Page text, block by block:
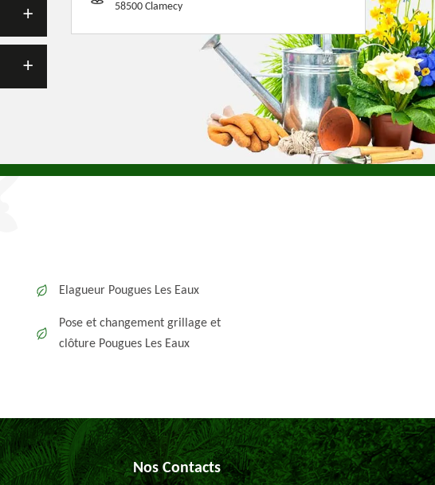
58500 Clamecy
Elagueur Pougues Les Eaux
Pose et changement grillage et
clôture Pougues Les Eaux
Nos Contacts